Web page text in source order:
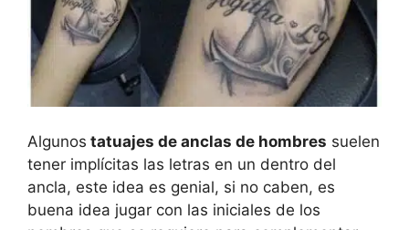
Algunos tatuajes de anclas de hombres suelen
tener implícitas las letras en un dentro del
ancla, este idea es genial, si no caben, es
buena idea jugar con las iniciales de los